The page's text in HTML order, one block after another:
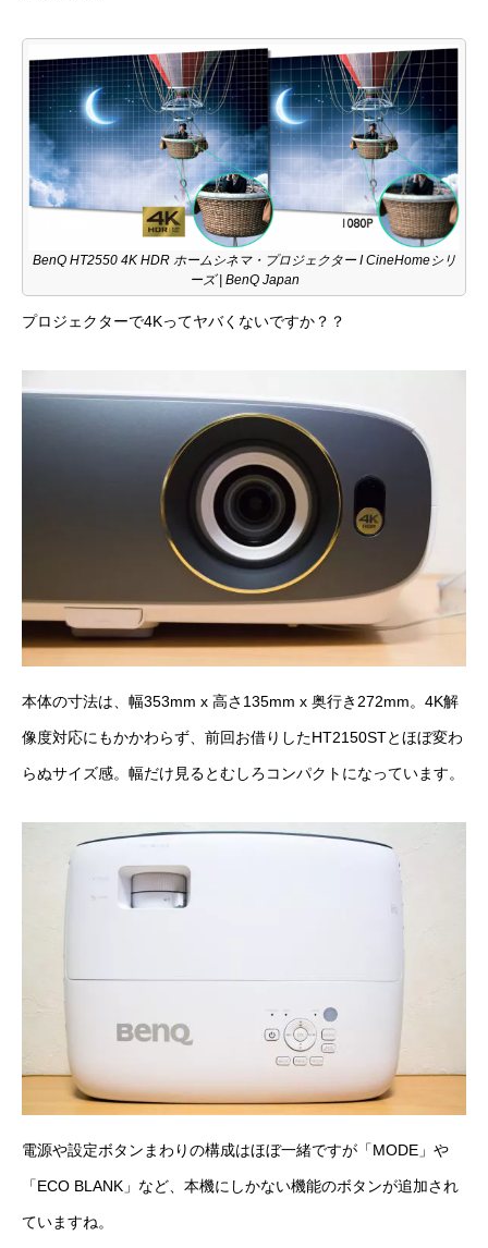
BenQ HT2550 4K HDR ホームシネマ・プロジェクター I CineHomeシリ
ーズ | BenQ Japan
プロジェクターで4Kってヤバくないですか？？
本体の寸法は、幅353mm x 高さ135mm x 奥行き272mm‎。4K解
像度対応にもかかわらず、前回お借りしたHT2150STとほぼ変わ
らぬサイズ感。幅だけ見るとむしろコンパクトになっています。
電源や設定ボタンまわりの構成はほぼ一緒ですが「MODE」や
「ECO BLANK」など、本機にしかない機能のボタンが追加され
ていますね。